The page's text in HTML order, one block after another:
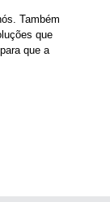
Também
que
que a